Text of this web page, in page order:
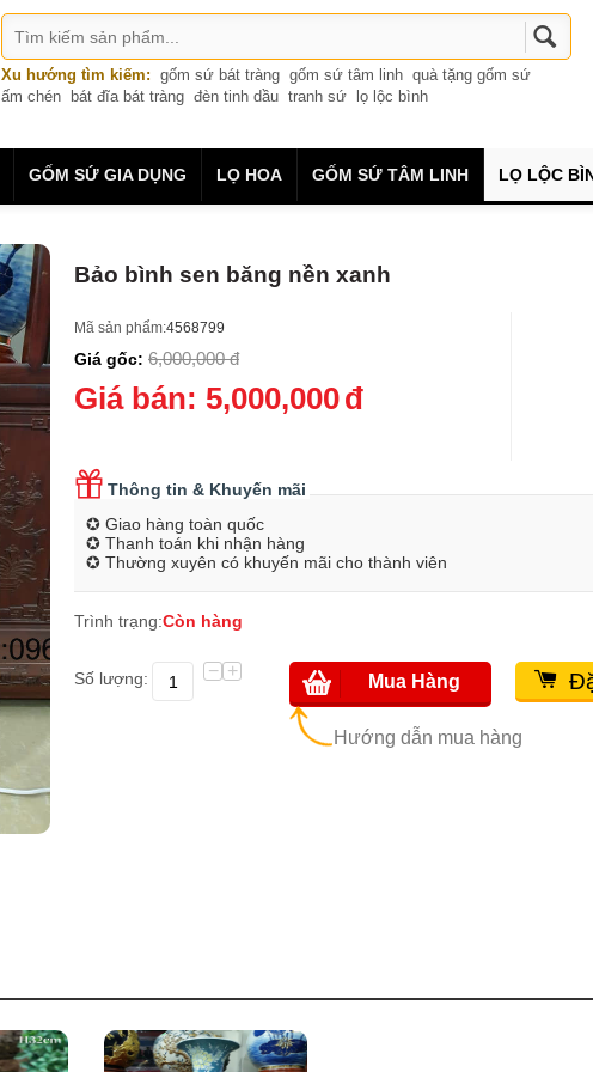
Xu hướng tìm kiếm: gốm sứ bát tràng gốm sứ tâm linh quà tặng gốm sứ
ấm chén
bát đĩa bát tràng đèn tinh dầu tranh sứ lọ lộc bình
GỐM SỨ GIA DỤNG LỌ HOA GỐM SỨ TÂM LINH LỌ LỘC
Bảo bình sen băng nền xanh
Mã sản phẩm:4568799
Giá gốc: 6,000,000 đ
Giá bán: 5,000,000đ
Thông tin & Khuyến mãi
✪ Giao hàng toàn quốc
✪ Thanh toán khi nhận hàng
✪ Thường xuyên có khuyến mãi cho thành viên
Trình trạng:Còn hàng
Số lượng: +
−
Hướng dẫn mua hàng
Mua Hàng